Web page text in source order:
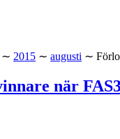
∼ 2015 ∼ augusti ∼
när